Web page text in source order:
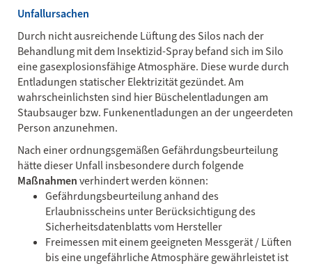
Unfallursachen
Durch nicht ausreichende Lüftung des Silos nach der
Behandlung mit dem Insektizid-Spray befand sich im Silo
eine gasexplosionsfähige Atmosphäre. Diese wurde durch
Entladungen statischer Elektrizität gezündet. Am
wahrscheinlichsten sind hier Büschelentladungen am
Staubsauger bzw. Funkenentladungen an der ungeerdeten
Person anzunehmen.
Nach einer ordnungsgemäßen Gefährdungsbeurteilung
hätte dieser Unfall insbesondere durch folgende
Maßnahmenverhindert werden können:
Gefährdungsbeurteilung anhand des
Erlaubnisscheins unter Berücksichtigung des
Sicherheitsdatenblatts vom Hersteller
Freimessen mit einem geeigneten Messgerät / Lüften
bis eine ungefährliche Atmosphäre gewährleistet ist